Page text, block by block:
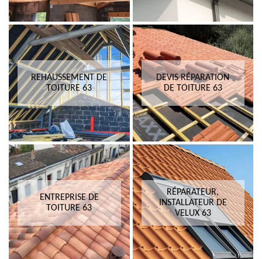
REHAUSSEMENT DE
TOITURE 63
DEVIS RÉPARATION
DE TOITURE 63
ENTREPRISE DE
TOITURE 63
RÉPARATEUR,
INSTALLATEUR DE
VELUX 63